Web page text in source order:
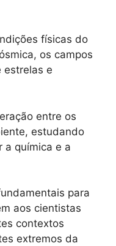
físicas do
os campos
estrelas e
entre os
estudando
a química e a
para
aos cientistas
contextos
extremos da